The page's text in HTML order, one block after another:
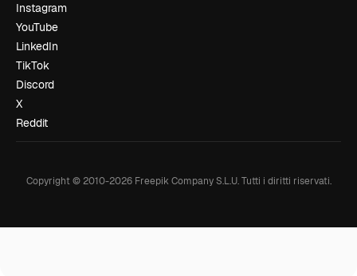
Instagram
YouTube
LinkedIn
TikTok
Discord
X
Reddit
Copyright © 2010-2026Freepik Company S.L.U. Tutti i diritti riservati.